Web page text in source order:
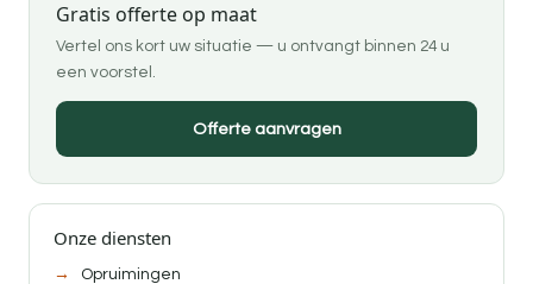
Gratis offerte op maat
Vertel ons kort uw situatie — u ontvangt binnen 24 u
een voorstel.
Offerte aanvragen
Onze diensten
Opruimingen